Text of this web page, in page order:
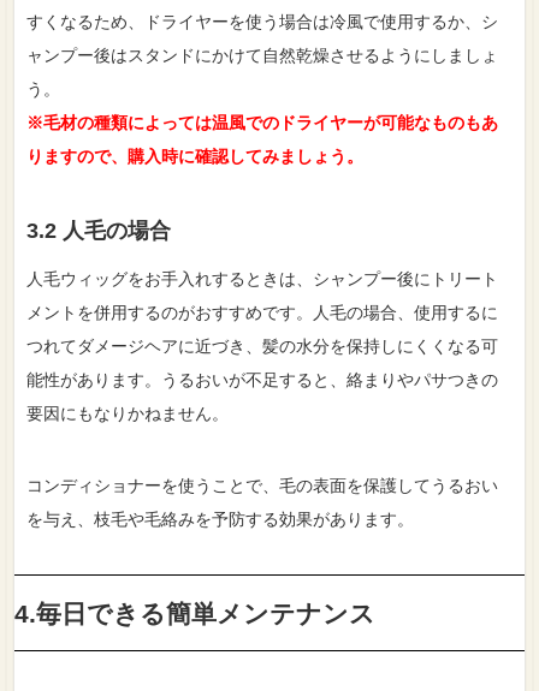
すくなるため、ドライヤーを使う場合は冷風で使用するか、シ
ャンプー後はスタンドにかけて自然乾燥させるようにしましょ
う。
※毛材の種類によっては温風でのドライヤーが可能なものもあ
りますので、購入時に確認してみましょう。
3.2 人毛の場合
人毛ウィッグをお手入れするときは、シャンプー後にトリート
メントを併用するのがおすすめです。人毛の場合、使用するに
つれてダメージヘアに近づき、髪の水分を保持しにくくなる可
能性があります。うるおいが不足すると、絡まりやパサつきの
要因にもなりかねません。
コンディショナーを使うことで、毛の表面を保護してうるおい
を与え、枝毛や毛絡みを予防する効果があります。
4.毎日できる簡単メンテナンス